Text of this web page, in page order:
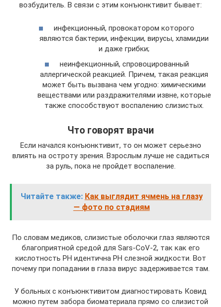
возбудитель. В связи с этим конъюнктивит бывает:
инфекционный, провокатором которого
являются бактерии, инфекции, вирусы, хламидии
и даже грибки;
неинфекционный, спровоцированный
аллергической реакцией. Причем, такая реакция
может быть вызвана чем угодно: химическими
веществами или раздражителями извне, которые
также способствуют воспалению слизистых.
Что говорят врачи
Если начался конъюнктивит, то он может серьезно
влиять на остроту зрения. Взрослым лучше не садиться
за руль, пока не пройдет воспаление.
Читайте также: Как выглядит ячмень на глазу
— фото по стадиям
По словам медиков, слизистые оболочки глаз являются
благоприятной средой для Sars-CoV-2, так как его
кислотность РН идентична РН слезной жидкости. Вот
почему при попадании в глаза вирус задерживается там.
У больных с конъюнктивитом диагностировать Ковид
можно путем забора биоматериала прямо со слизистой